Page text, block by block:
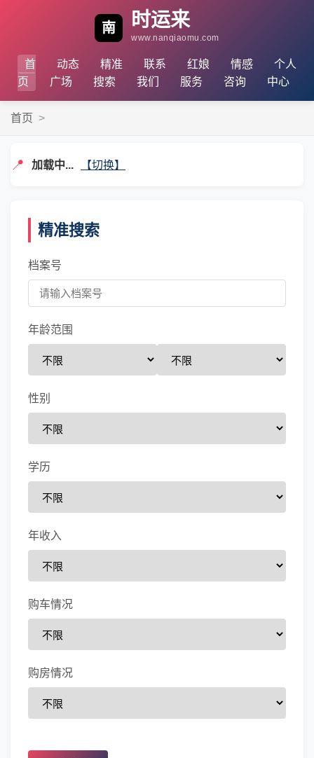
南 时运来
www.nanqiaomu.com
首
页
动态
广场
精准
搜索
联系
我们
红娘
服务
情感
咨询
个人
中心
首页 >
📍 加载中... 【切换】
精准搜索
档案号
年龄范围
性别
学历
年收入
购车情况
购房情况